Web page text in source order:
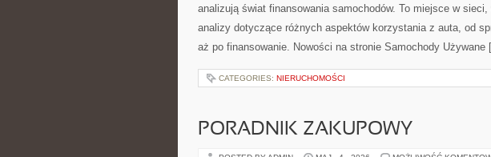
analizują świat finansowania samochodów. To miejsce w
analizy dotyczące różnych aspektów korzystania z auta, od
aż po finansowanie. Nowości na stronie Samochody
CATEGORIES: NIERUCHOMOŚCI
PORADNIK ZAKUPOWY